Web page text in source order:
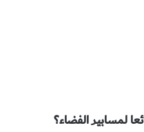
لمسابير الفضاء؟